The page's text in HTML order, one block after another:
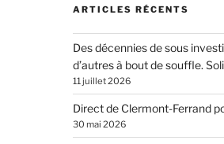
ARTICLES RÉCENTS
Des décennies de sous
d’autres à bout de souffle.
11 juillet 2026
Direct de Clermont-Ferrand
30 mai 2026